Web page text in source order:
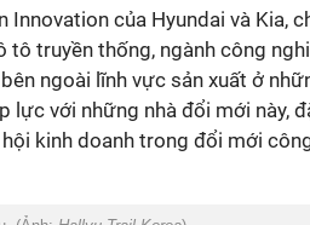
Innovation của Hyundai và Kia,
tô truyền thống, ngành công
ngoài lĩnh vực sản xuất ở
lực với những nhà đổi mới này,
kinh doanh trong đổi mới